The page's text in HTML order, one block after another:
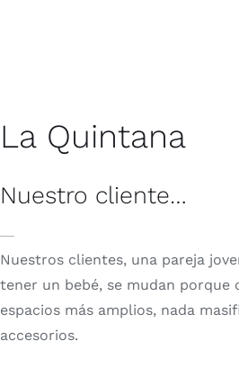
La Quintana
Nuestro cliente…
Nuestros clientes, una pareja
tener un bebé, se mudan porque
espacios más amplios, nada
accesorios.